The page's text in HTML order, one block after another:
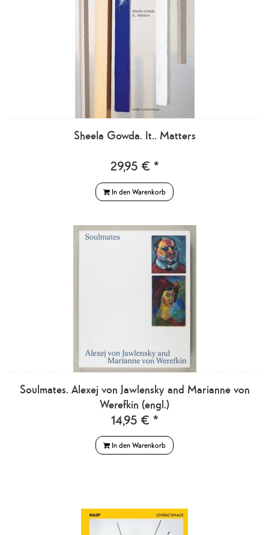
Sheela Gowda. It.. Matters
29,95 € *
In den Warenkorb
Soulmates. Alexej von Jawlensky and Marianne von
Werefkin (engl.)
14,95 € *
In den Warenkorb